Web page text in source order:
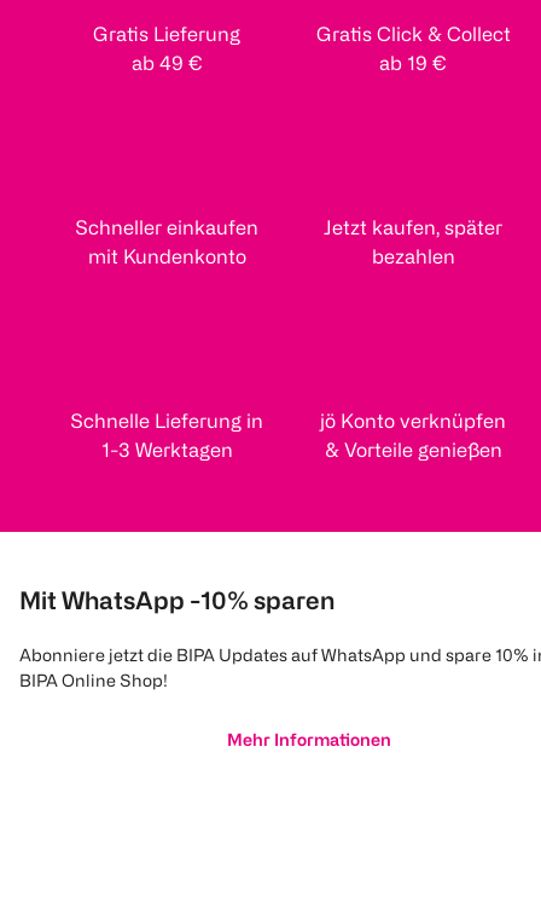
Gratis Lieferung
ab 49 €
Gratis Click & Collect
ab 19 €
Schneller einkaufen
mit Kundenkonto
Jetzt kaufen, später
bezahlen
Schnelle Lieferung in
1-3 Werktagen
jö Konto verknüpfen
& Vorteile genießen
Mit WhatsApp -10% sparen
Abonniere jetzt die BIPA Updates auf WhatsApp und spare 10%
BIPA Online Shop!
Mehr Informationen